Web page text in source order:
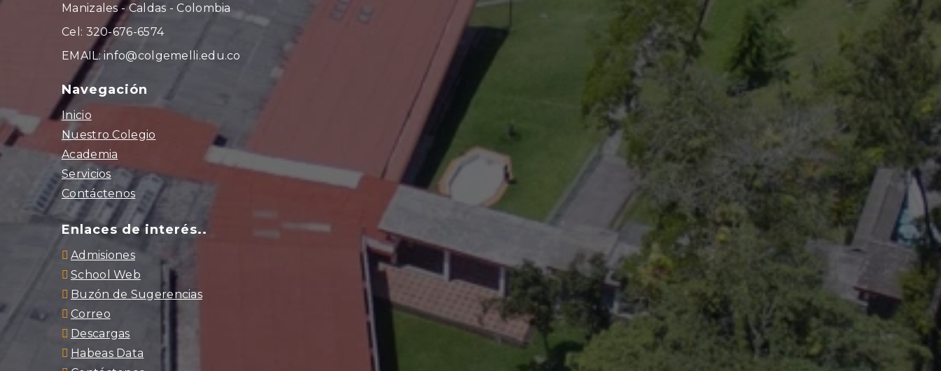
Manizales - Caldas - Colombia
Cel: 320-676-6574
EMAIL: info@colgemelli.edu.co
Navegación
Inicio
Nuestro Colegio
Academia
Servicios
Contáctenos
Enlaces de interés..
Admisiones
School Web
Buzón de Sugerencias
Correo
Descargas
Habeas Data